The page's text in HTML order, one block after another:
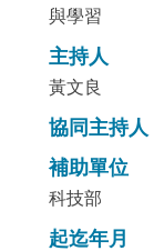
與學習
主持人
黃文良
協同主持人
補助單位
科技部
起迄年月